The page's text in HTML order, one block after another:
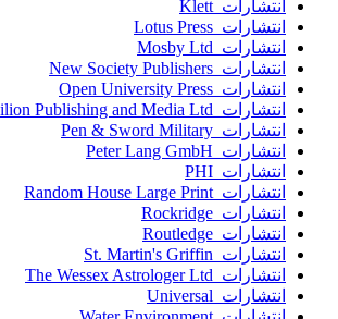
انتشارات Klett
انتشارات Lotus Press
انتشارات Mosby Ltd
انتشارات New Society Publishers
انتشارات Open University Press
انتشارات Pavilion Publishing and Media Ltd
انتشارات Pen & Sword Military
انتشارات Peter Lang GmbH
انتشارات PHI
انتشارات Random House Large Print
انتشارات Rockridge
انتشارات Routledge
انتشارات St. Martin's Griffin
انتشارات The Wessex Astrologer Ltd
انتشارات Universal